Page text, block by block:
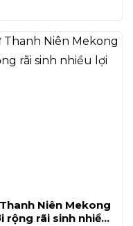
Niên Mekong
rộng rãi sinh nhiều